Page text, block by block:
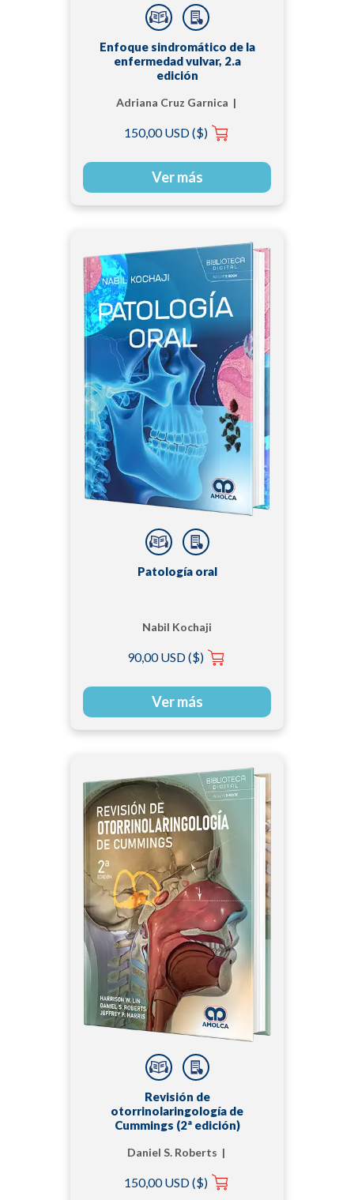
Enfoque sindromático de la
enfermedad vulvar, 2.a
edición
Adriana Cruz Garnica |
Aura Ibeth Ruiz R |
Escobar | Gustavo
Ciendua Calderón |
150,00 USD ($)
Ver más
Patología oral
Nabil Kochaji
90,00 USD ($)
Ver más
Revisión de
otorrinolaringología de
Cummings (2ª edición)
Daniel S. Roberts |
Jeffrey P. Harris
150,00 USD ($)